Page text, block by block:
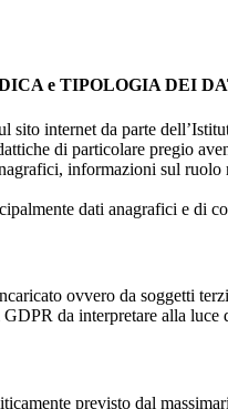
e TIPOLOGIA DEI
sito internet da parte
di particolare pregio
informazioni sul
dati anagrafici e di
ovvero da soggetti
da interpretare alla luce
previsto dal